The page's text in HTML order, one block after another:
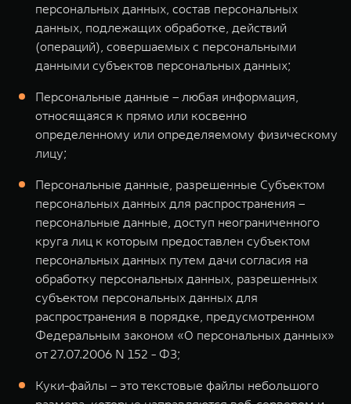
персональных данных, состав персональных
данных, подлежащих обработке, действий
(операций), совершаемых с персональными
данными субъектов персональных данных;
Персональные данные – любая информация,
относящаяся к прямо или косвенно
определенному или определяемому физическому
лицу;
Персональные данные, разрешенные Субъектом
персональных данных для распространения –
персональные данные, доступ неограниченного
круга лиц к которым предоставлен субъектом
персональных данных путем дачи согласия на
обработку персональных данных, разрешенных
субъектом персональных данных для
распространения в порядке, предусмотренном
Федеральным законом «О персональных данных»
от 27.07.2006 N 152 - ФЗ;
Куки-файлы – это текстовые файлы небольшого